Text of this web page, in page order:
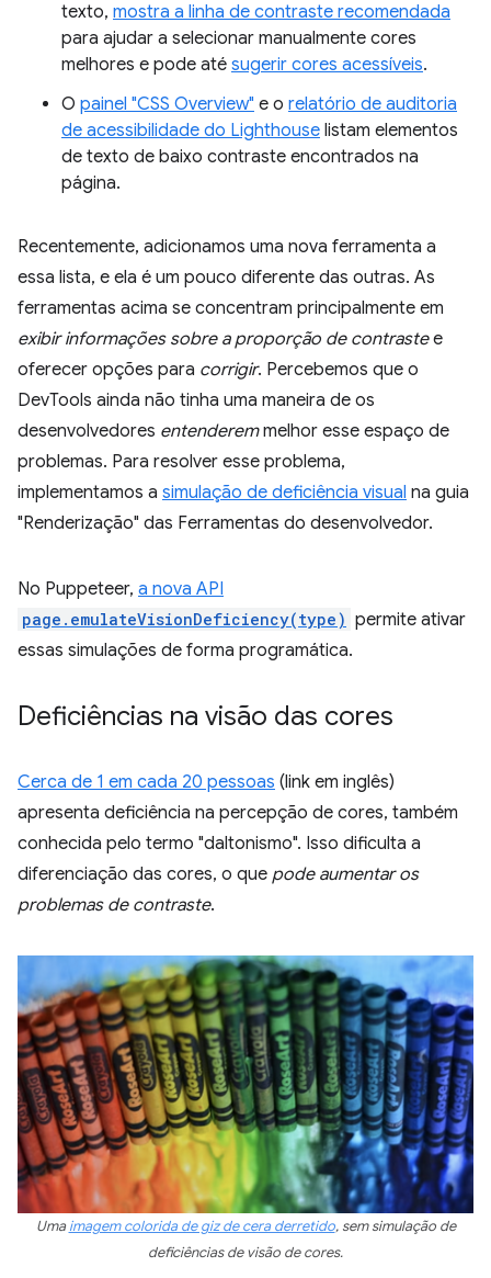
texto, mostra a linha de contraste recomendada
para ajudar a selecionar manualmente cores
melhores e pode até sugerir cores acessíveis.
O painel "CSS Overview" e o relatório de auditoria
de acessibilidade do Lighthouse listam elementos
de texto de baixo contraste encontrados na
página.
Recentemente, adicionamos uma nova ferramenta a
essa lista, e ela é um pouco diferente das outras. As
ferramentas acima se concentram principalmente em
exibir informações sobre a proporção de contrastee
oferecer opções para corrigir. Percebemos que o
DevTools ainda não tinha uma maneira de os
desenvolvedores entenderemmelhor esse espaço de
problemas. Para resolver esse problema,
implementamos a simulação de deficiência visual na guia
"Renderização" das Ferramentas do desenvolvedor.
No Puppeteer, a nova API
page.emulateVisionDeficiency(type) permite ativar
essas simulações de forma programática.
Deficiências na visão das cores
Cerca de 1 em cada 20 pessoas (link em inglês)
apresenta deficiência na percepção de cores, também
conhecida pelo termo "daltonismo". Isso dificulta a
diferenciação das cores, o que pode aumentar os
problemas de contraste.
Umaimagem colorida de giz de cera derretido, sem simulação de
deficiências de visão de cores.